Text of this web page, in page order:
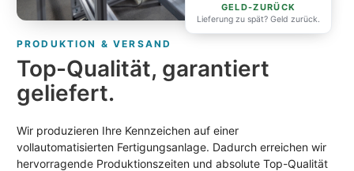
GELD-ZURÜCK
Lieferung zu spät? Geld zurück.
PRODUKTION & VERSAND
Top-Qualität, garantiert
geliefert.
Wir produzieren Ihre Kennzeichen auf einer
vollautomatisierten Fertigungsanlage. Dadurch erreichen wir
hervorragende Produktionszeiten und absolute Top-Qualität